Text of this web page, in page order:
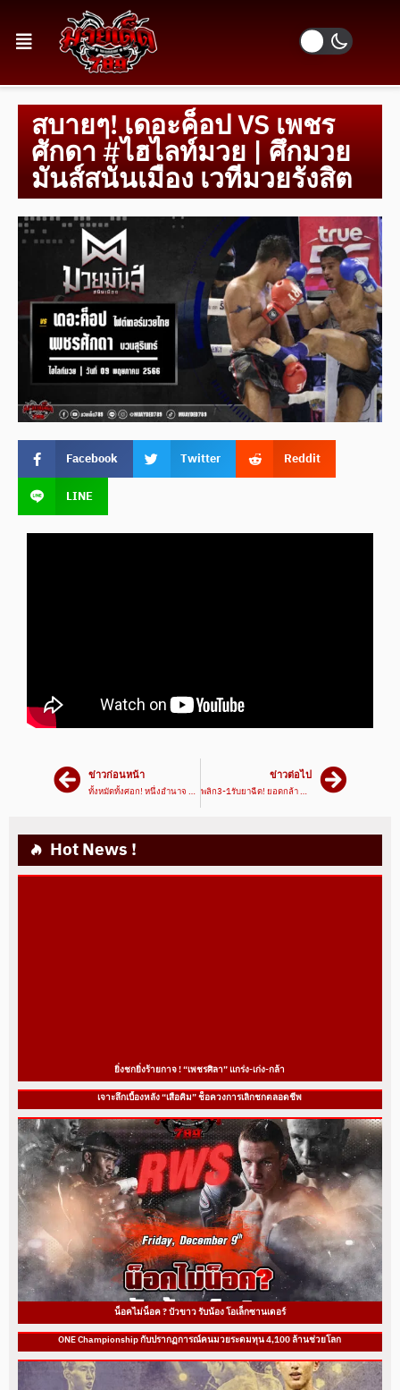
สบายๆ! เดอะค็อป VS เพชร
ศักดา #ไฮไลท์มวย | ศึกมวย
มันส์สนั่นเมือง เวทีมวยรังสิต
Facebook Twitter
Reddit
LINE
ข่าวก่อนหน้า
ทั้งหมัดทั้งศอก! หนึ่งอำนาจ VS ลูกกรอกเพชร #ไฮไลท์มวย | ศึกมวยมันส์สนั่นเมือง เวทีมวยรังสิต
ข่าวต่อไป
พลิก3-1รับยาฉีด! ยอดกล้า VS เพชรอนุวัฒน์ #ไฮไลท์มวย | ศึกมวยมันส์สนั่นเมือง เวทีมวยรังสิต
Hot News !
ยิ่งชกยิ่งร้ายกาจ ! “เพชรศิลา” แกร่ง-เก่ง-กล้า
เจาะลึกเบื้องหลัง “เสือคิม” ช็อควงการเลิกชกตลอดชีพ
น็อคไม่น็อค ? บัวขาว รับน้อง โอเล็กซานเดอร์
ONE Championship กับปรากฏการณ์คนมวยระดมทุน 4,100 ล้านช่วยโลก